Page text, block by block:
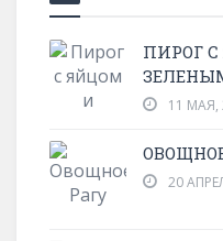
ПИРОГ
11 МАЯ,
20